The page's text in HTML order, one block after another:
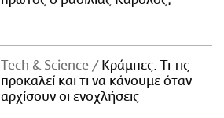
Τech & Science
Κράμπες: Τι τις
προκαλεί και τι να κάνουμε όταν
αρχίσουν οι ενοχλήσεις